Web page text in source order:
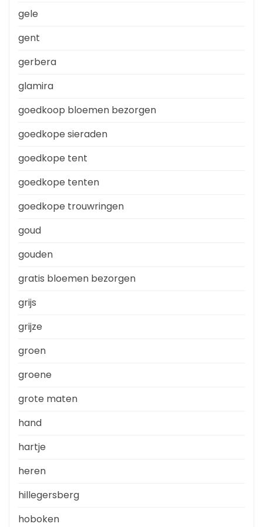
gele
gent
gerbera
glamira
goedkoop bloemen bezorgen
goedkope sieraden
goedkope tent
goedkope tenten
goedkope trouwringen
goud
gouden
gratis bloemen bezorgen
grijs
grijze
groen
groene
grote maten
hand
hartje
heren
hillegersberg
hoboken